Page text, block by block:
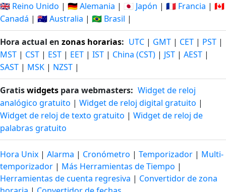
🇬🇧 Reino Unido | 🇩🇪 Alemania | 🇯🇵 Japón | 🇫🇷 Francia | 🇨🇦
Canadá | 🇦🇺 Australia | 🇧🇷 Brasil |
Hora actual en zonas horarias: UTC | GMT | CET | PST |
MST | CST | EST | EET | IST | China (CST) | JST | AEST |
SAST | MSK | NZST |
Gratiswidgets para webmasters: Widget de reloj
analógico gratuito | Widget de reloj digital gratuito |
Widget de reloj de texto gratuito | Widget de reloj de
palabras gratuito
Hora Unix | Alarma | Cronómetro | Temporizador | Multi-
temporizador | Más Herramientas de Tiempo |
Herramientas de cuenta regresiva | Convertidor de zona